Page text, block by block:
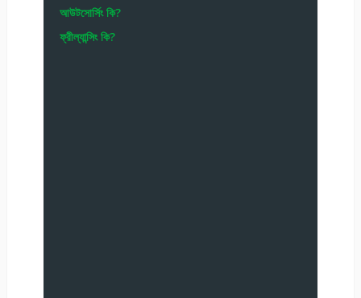
আউটসোর্সিং কি?
ফ্রীল্যান্সিং কি?